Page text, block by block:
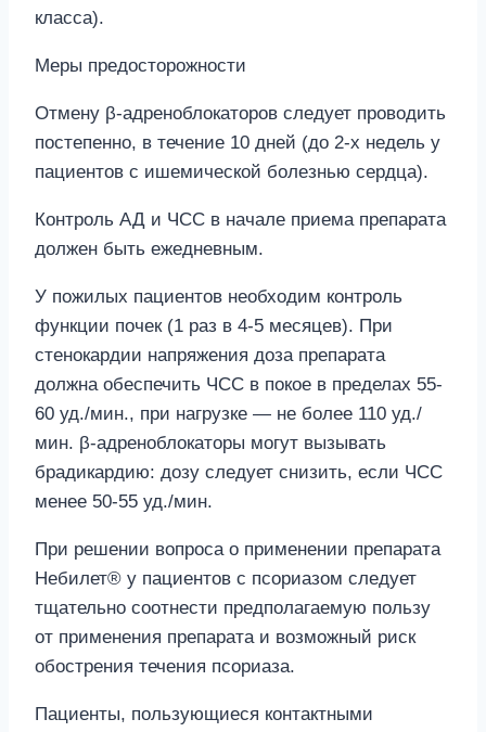
класса).
Меры предосторожности
Отмену β-адреноблокаторов следует проводить
постепенно, в течение 10 дней (до 2-х недель у
пациентов с ишемической болезнью сердца).
Контроль АД и ЧСС в начале приема препарата
должен быть ежедневным.
У пожилых пациентов необходим контроль
функции почек (1 раз в 4-5 месяцев). При
стенокардии напряжения доза препарата
должна обеспечить ЧСС в покое в пределах 55-
60 уд./мин., при нагрузке — не более 110 уд./
мин. β-адреноблокаторы могут вызывать
брадикардию: дозу следует снизить, если ЧСС
менее 50-55 уд./мин.
При решении вопроса о применении препарата
Небилет® у пациентов с псориазом следует
тщательно соотнести предполагаемую пользу
от применения препарата и возможный риск
обострения течения псориаза.
Пациенты, пользующиеся контактными